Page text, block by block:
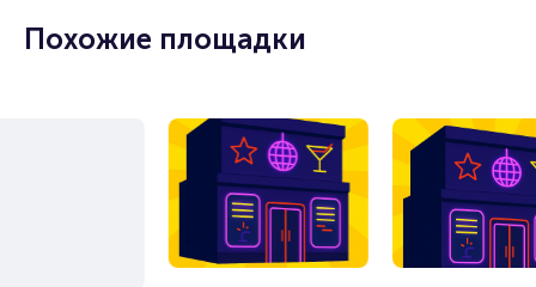
Похожие площадки